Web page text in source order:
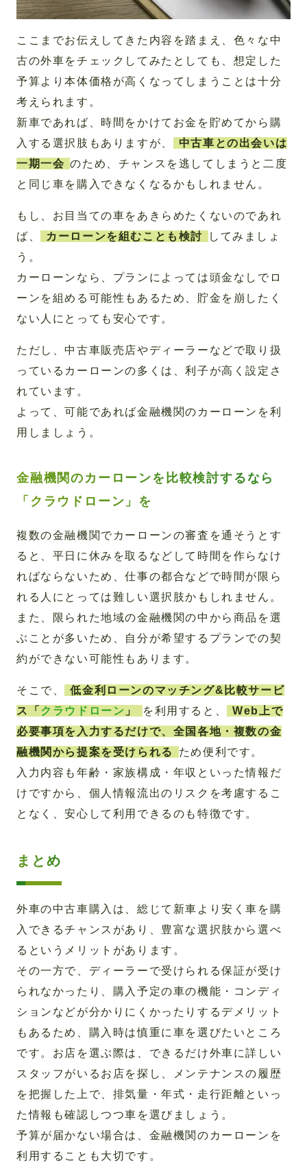
ここまでお伝えしてきた内容を踏まえ、色々な中
古の外車をチェックしてみたとしても、想定した
予算より本体価格が高くなってしまうことは十分
考えられます。
新車であれば、時間をかけてお金を貯めてから購
入する選択肢もありますが、
中古車との出会いは
一期一会 のため、チャンスを逃してしまうと二度
と同じ車を購入できなくなるかもしれません。
もし、お目当ての車をあきらめたくないのであれ
ば、
カーローンを組むことも検討
してみましょ
う。
カーローンなら、プランによっては頭金なしでロ
ーンを組める可能性もあるため、貯金を崩したく
ない人にとっても安心です。
ただし、中古車販売店やディーラーなどで取り扱
っているカーローンの多くは、利子が高く設定さ
れています。
よって、可能であれば金融機関のカーローンを利
用しましょう。
金融機関のカーローンを比較検討するなら
「クラウドローン」を
複数の金融機関でカーローンの審査を通そうとす
ると、平日に休みを取るなどして時間を作らなけ
ればならないため、仕事の都合などで時間が限ら
れる人にとっては難しい選択肢かもしれません。
また、限られた地域の金融機関の中から商品を選
ぶことが多いため、自分が希望するプランでの契
約ができない可能性もあります。
そこで、
低金利ローンのマッチング&比較サービ
ス「 クラウドローン 」 を利用すると、
Web上で
必要事項を入力するだけで、全国各地・複数の金
融機関から提案を受けられる
ため便利です。
入力内容も年齢・家族構成・年収といった情報だ
けですから、個人情報流出のリスクを考慮するこ
となく、安心して利用できるのも特徴です。
まとめ
外車の中古車購入は、総じて新車より安く車を購
入できるチャンスがあり、豊富な選択肢から選べ
るというメリットがあります。
その一方で、ディーラーで受けられる保証が受け
られなかったり、購入予定の車の機能・コンディ
ションなどが分かりにくかったりするデメリット
もあるため、購入時は慎重に車を選びたいところ
です。お店を選ぶ際は、できるだけ外車に詳しい
スタッフがいるお店を探し、メンテナンスの履歴
を把握した上で、排気量・年式・走行距離といっ
た情報も確認しつつ車を選びましょう。
予算が届かない場合は、金融機関のカーローンを
利用することも大切です。